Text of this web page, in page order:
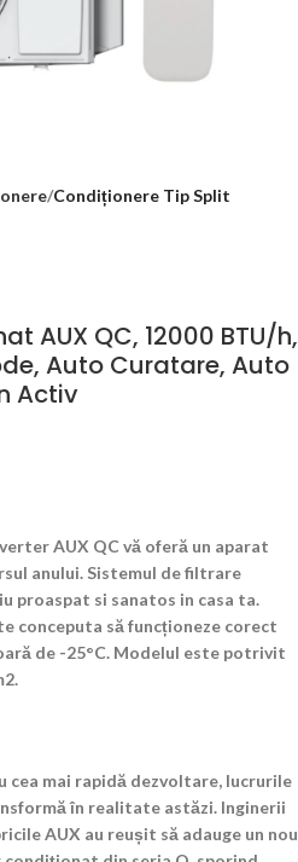
Condiționere Tip Split
AUX QC, 12000 BTU/h,
Auto Curatare, Auto
Activ
AUX QC vă oferă un aparat
anului. Sistemul de filtrare
proaspat si sanatos in casa ta.
conceputa să funcționeze corect
de -25°C. Modelul este potrivit
cea mai rapidă dezvoltare, lucrurile
în realitate astăzi. Inginerii
AUX au reușit să adauge un nou